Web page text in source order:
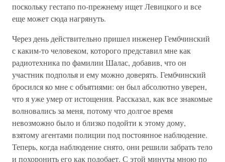
поскольку гестапо по-прежнему ищет Левицкого и все
еще может сюда нагрянуть.
Через день действительно пришел инженер Гембчинский
с каким-то человеком, которого представил мне как
радиотехника по фамилии Шалас, добавив, что он
участник подполья и ему можно доверять. Гембчинский
бросился ко мне с объятиями: он был абсолютно уверен,
что я уже умер от истощения. Рассказал, как все знакомые
волновались за меня, потому что долгое время
невозможно было и близко подойти к этому дому,
взятому агентами полиции под постоянное наблюдение.
Теперь, когда наблюдение снято, они решили забрать тело
и похоронить его как подобает. С этой минуты мною по